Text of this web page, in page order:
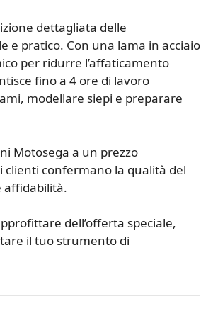
dettagliata delle
e pratico. Con una lama in acciaio
per ridurre l’affaticamento
fino a 4 ore di lavoro
modellare siepi e preparare
Motosega a un prezzo
clienti confermano la qualità del
affidabilità.
dell’offerta speciale,
il tuo strumento di